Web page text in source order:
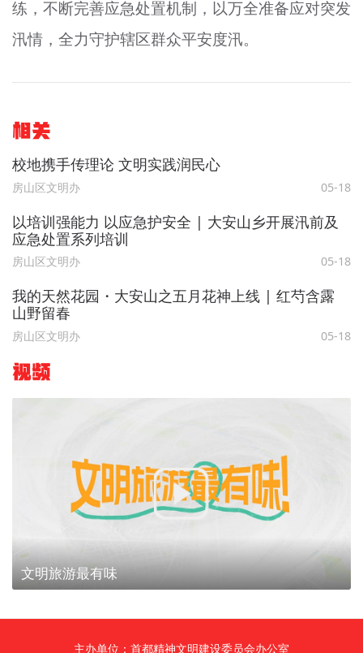
练，不断完善应急处置机制，以万全准备应对突发
汛情，全力守护辖区群众平安度汛。
相关
校地携手传理论 文明实践润民心
房山区文明办 05-18
以培训强能力 以应急护安全 | 大安山乡开展汛前及
应急处置系列培训
房山区文明办 05-18
我的天然花园・大安山之五月花神上线 | 红芍含露
山野留春
房山区文明办 05-18
视频
文明旅游最有味
主办单位：首都精神文明建设委员会办公室